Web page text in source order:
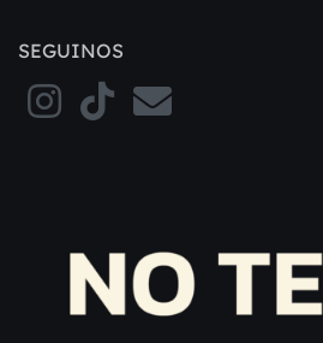
SEGUINOS